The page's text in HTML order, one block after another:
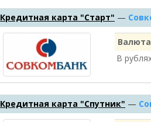
Кредитная карта "Старт" —
Валюта
В
Кредитная карта "Спутник" —